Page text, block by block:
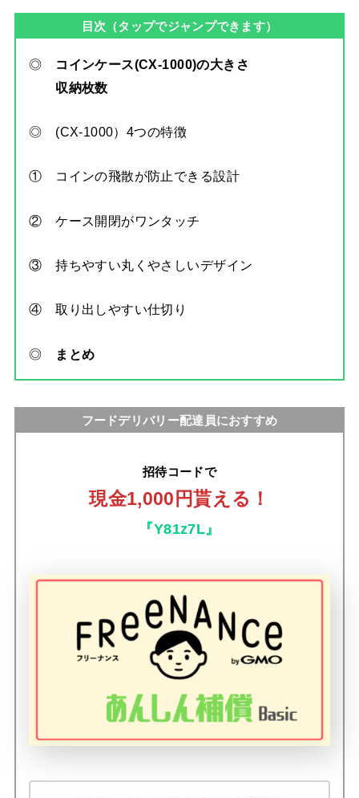
目次（タップでジャンプできます）
◎ コインケース(CX-1000)の大きさ
収納枚数
◎ (CX-1000）4つの特徴
① コインの飛散が防止できる設計
②ケース開閉がワンタッチ
③持ちやすい丸くやさしいデザイン
④取り出しやすい仕切り
◎ まとめ
フードデリバリー配達員におすすめ
招待コードで
現金1,000円貰える！
『Y81z7L』